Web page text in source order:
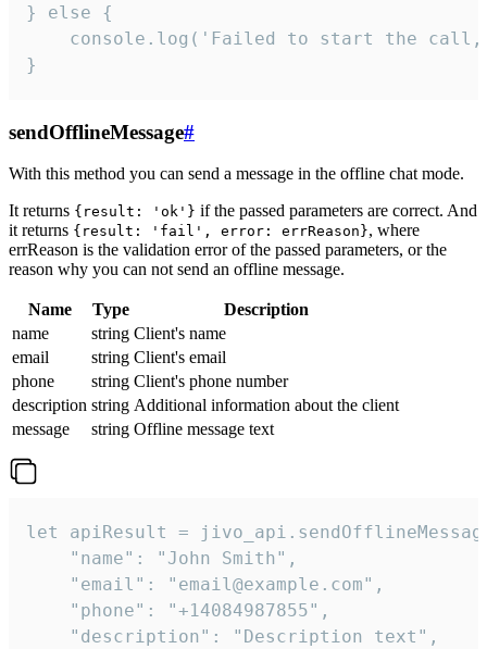
} else {
console.log('Failed to start the
}
sendOfflineMessage#
With this method you can send a message in the offline chat mode.
It returns {result: 'ok'} if the passed parameters are correct. And
it returns {result: 'fail', error: errReason}, where
errReason is the validation error of the passed parameters, or the
reason why you can not send an offline message.
Name Type
Description
name
string Client's name
email
string Client's email
phone
string Client's phone number
description string Additional information about the client
message
string Offline message text
let apiResult =
    "name": "John Smith",
    "email": "email@example.com",
    "phone": "+14084987855",
    "description": "Description text",